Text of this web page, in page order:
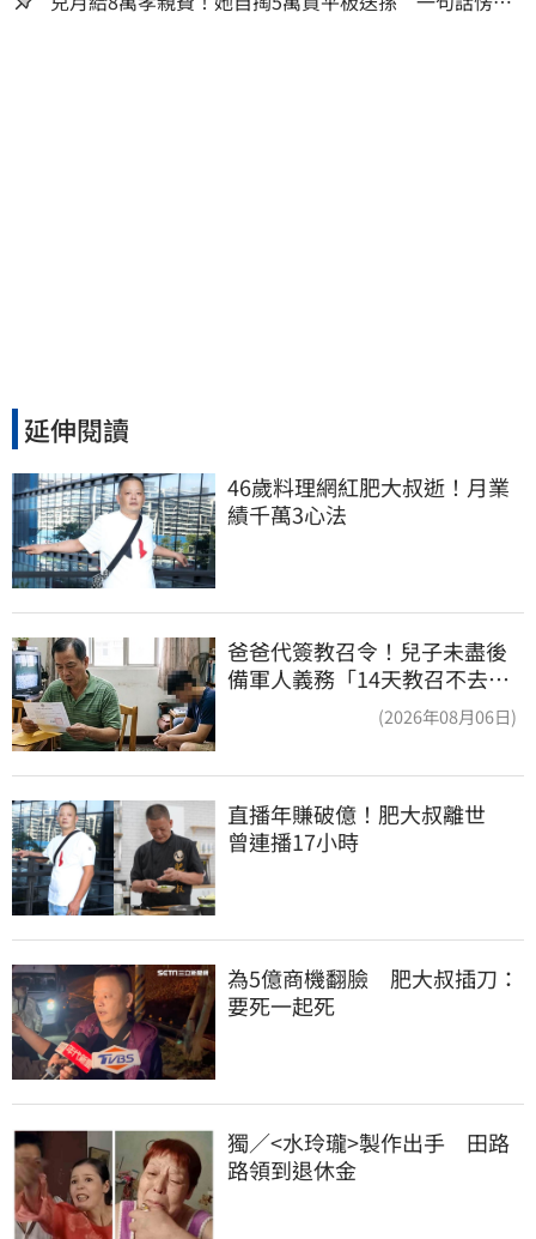
延伸閱讀
46歲料理網紅肥大叔逝！月業
績千萬3心法
爸爸代簽教召令！兒子未盡後
備軍人義務「14天教召不去」
(2026年08月06日)
直播年賺破億！肥大叔離世
曾連播17小時
為5億商機翻臉　肥大叔插刀：
要死一起死
獨／<水玲瓏>製作出手　田路
路領到退休金